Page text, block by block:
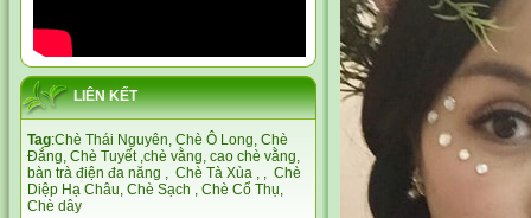
LIÊN KẾT
Tag:Chè Thái Nguyên, Chè Ô Long, Chè
Đắng, Chè Tuyết,chè vằng, cao chè vằng,
bàn trà điện đa năng , Chè Tà Xùa , , Chè
Diệp Hạ Châu, Chè Sạch , Chè Cổ Thụ,
Chè dây